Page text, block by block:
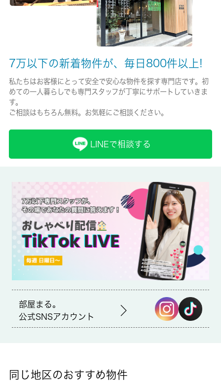
保証人代行
し）。火災保険・２４時間サポート・近隣トラブル解決支援サー
ビスが含まれております。
賃貸区分/契約期間
一般/2年
直接受け取れない荷物は宅配ボックスに届くので、日中外出する
方や家でも手が離せないことが多い方におすすめです。洗濯物を
外干しできない時期でも部屋干ししなくて済む浴室乾燥機が付い
ております。敷金不要なので、初期費用削減につながります。よ
り多くの不動産情報をお求めなら、まずは 城南コミュニティま
でご連絡ください。当社では、小田急小田原線読売ランド前を中
心に多種多様な不動産情報を取り扱っております。
7万以下の新着物件が、毎日800件以上!
私たちはお客様にとって安全で安心な物件を探す専門店です。初
めての一人暮らしでも専門スタッフが丁寧にサポートしていきま
す。
ご相談はもちろん無料。お気軽にご相談ください。
LINEで相談する
部屋まる。
公式SNSアカウント
同じ地区のおすすめ物件